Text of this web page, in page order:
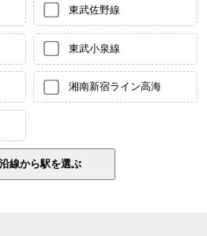
東武佐野線
東武小泉線
湘南新宿ライン高海